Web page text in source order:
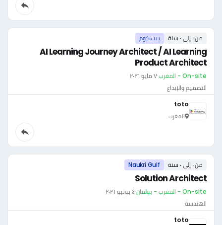
من ٠ إلى ٠ سنة بيت.كوم
AI Learning Journey Architect / AI Learning
Product Architect
On-site - المغرب ·٧ مايو ٢٠٢٦
التصميم والإبداع
toto
المغرب
من ٠ إلى ٠ سنة Naukri Gulf
Solution Architect
On-site - المغرب - بولمان ·٤ يونيو ٢٠٢٦
الهندسة
toto